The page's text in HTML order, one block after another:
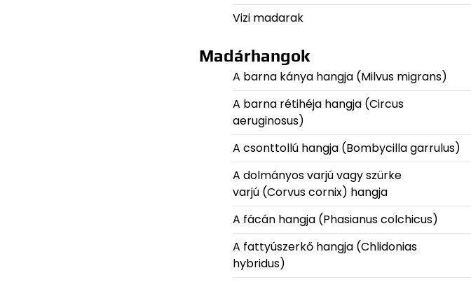
Vizi madarak
Madárhangok
A barna kánya hangja (Milvus migrans)
A barna rétihéja hangja (Circus
aeruginosus)
A csonttollú hangja (Bombycilla garrulus)
A dolmányos varjú vagy szürke
varjú (Corvus cornix) hangja
A fácán hangja (Phasianus colchicus)
A fattyúszerkő hangja (Chlidonias
hybridus)